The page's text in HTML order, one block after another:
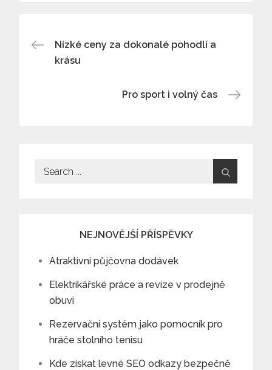
Navigace
příspěvek
Nízké ceny za dokonalé pohodlí a
krásu
Pro sport i volný čas
Search
NEJNOVĚJŠÍ PŘÍSPĚVKY
Atraktivní půjčovna dodávek
Elektrikářské práce a revize v prodejně
obuvi
Rezervační systém jako pomocník pro
hráče stolního tenisu
Kde získat levné SEO odkazy bezpečně